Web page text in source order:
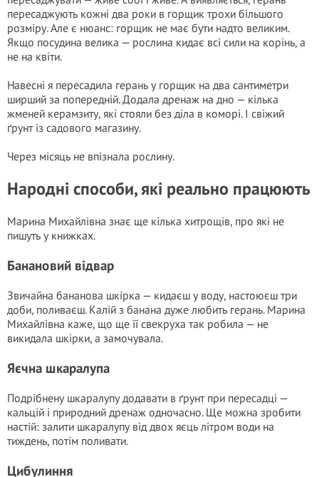
пересаджують кожні два роки в горщик трохи більшого
розміру. Але є нюанс: горщик не має бути надто великим.
Якщо посудина велика — рослина кидає всі сили на корінь, а
не на квіти.
Навесні я пересадила герань у горщик на два сантиметри
ширший за попередній. Додала дренаж на дно — кілька
жменей керамзиту, які стояли без діла в коморі. І свіжий
ґрунт із садового магазину.
Через місяць не впізнала рослину.
Народні способи, які реально працюють
Марина Михайлівна знає ще кілька хитрощів, про які не
пишуть у книжках.
Банановий відвар
Звичайна банановa шкірка — кидаєш у воду, настоюєш три
доби, поливаєш. Калій з банана дуже любить герань. Марина
Михайлівна каже, що ще її свекруха так робила — не
викидала шкірки, а замочувала.
Яєчна шкаралупа
Подрібнену шкаралупу додавати в ґрунт при пересадці —
кальцій і природний дренаж одночасно. Ще можна зробити
настій: залити шкаралупу від двох яєць літром води на
тиждень, потім поливати.
Цибулиння